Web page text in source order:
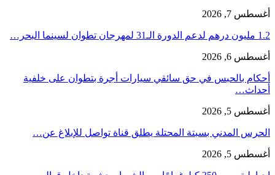
أغسطس 7, 2026
1.2 مليون درهم لدعم الدورة الـ31 لمهرجان تطوان لسينما البحر…
أغسطس 6, 2026
أحكام بالحبس في حق سائقي سيارات أجرة بتطوان على خلفية
أحداث…
أغسطس 5, 2026
الحرس المدني بسبتة المحتلة يطلق قناة تواصل للإبلاغ عن…
أغسطس 5, 2026